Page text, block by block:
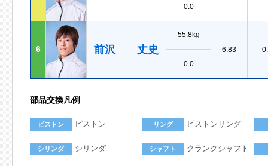
0.0
6 前沢 丈史
55.8kg
6.83
-
0.0
部品交換凡例
ピストン ピストン リング ピストンリング
シリンダ シリンダ シャフト クランクシャフト